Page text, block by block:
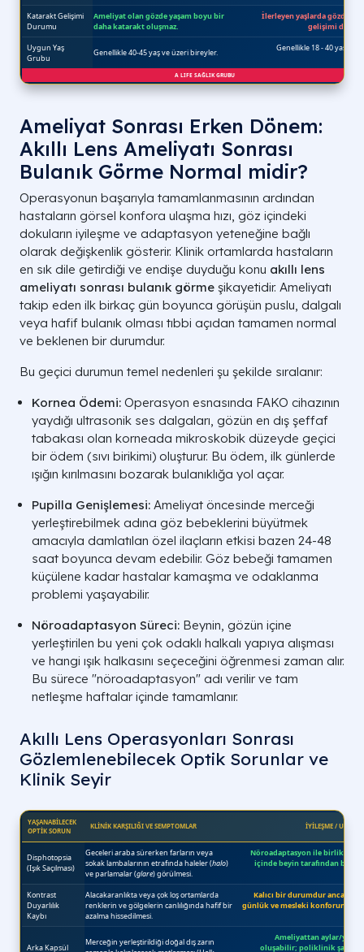
Ameliyat Sonrası Erken Dönem:
Akıllı Lens Ameliyatı Sonrası
Bulanık Görme Normal midir?
Operasyonun başarıyla tamamlanmasının ardından
hastaların görsel konfora ulaşma hızı, göz içindeki
dokuların iyileşme ve adaptasyon yeteneğine bağlı
olarak değişkenlik gösterir. Klinik ortamlarda hastaların
en sık dile getirdiği ve endişe duyduğu konu akıllı lens
ameliyatı sonrası bulanık görme şikayetidir. Ameliyatı
takip eden ilk birkaç gün boyunca görüşün puslu, dalgalı
veya hafif bulanık olması tıbbi açıdan tamamen normal
ve beklenen bir durumdur.
Bu geçici durumun temel nedenleri şu şekilde sıralanır:
Kornea Ödemi: Operasyon esnasında FAKO cihazının
yaydığı ultrasonik ses dalgaları, gözün en dış şeffaf
tabakası olan korneada mikroskobik düzeyde geçici
bir ödem (sıvı birikimi) oluşturur. Bu ödem, ilk günlerde
ışığın kırılmasını bozarak bulanıklığa yol açar.
Pupilla Genişlemesi: Ameliyat öncesinde merceği
yerleştirebilmek adına göz bebeklerini büyütmek
amacıyla damlatılan özel ilaçların etkisi bazen 24-48
saat boyunca devam edebilir. Göz bebeği tamamen
küçülene kadar hastalar kamaşma ve odaklanma
problemi yaşayabilir.
Nöroadaptasyon Süreci: Beynin, gözün içine
yerleştirilen bu yeni çok odaklı halkalı yapıya alışması
ve hangi ışık halkasını seçeceğini öğrenmesi zaman alır.
Bu sürece "nöroadaptasyon" adı verilir ve tam
netleşme haftalar içinde tamamlanır.
Akıllı Lens Operasyonları Sonrası
Gözlemlenebilecek Optik Sorunlar ve
Klinik Seyir